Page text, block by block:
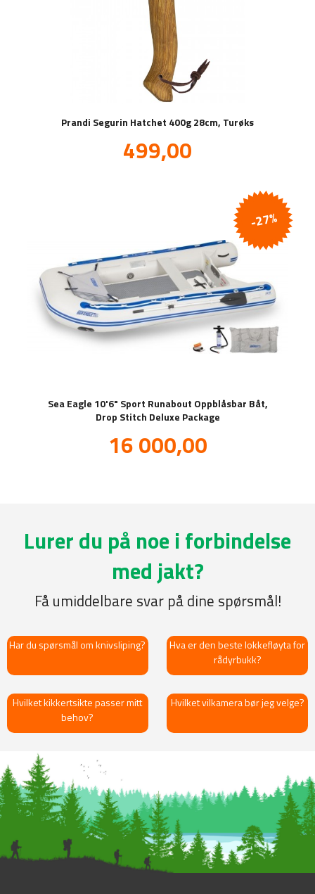
Prandi Segurin Hatchet 400g 28cm, Turøks
Tilbud
499,00
Sea Eagle 10'6" Sport Runabout Oppblåsbar Båt,
Drop Stitch Deluxe Package
Tilbud
16 000,00
-27%
mva.
Lurer du på noe i forbindelse
med jakt?
Få umiddelbare svar på dine spørsmål!
Har du spørsmål om knivsliping?
Hva er den beste lokkefløyta for
rådyrbukk?
Hvilket kikkertsikte passer mitt
behov?
Hvilket vilkamera bør jeg velge?